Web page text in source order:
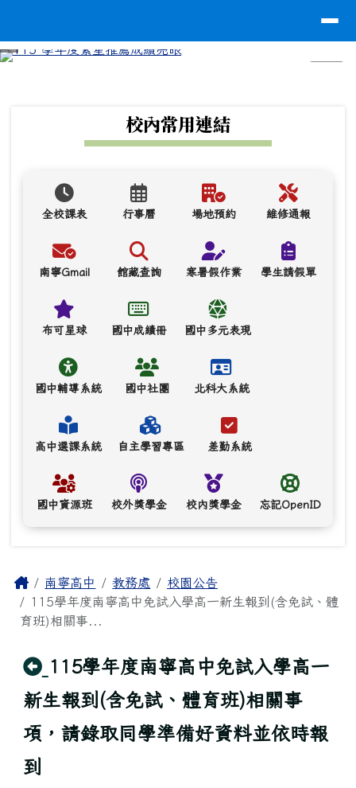
校內常用連結
全校課表 行事曆 場地預約 維修通報
南寧Gmail 館藏查詢 寒暑假作業 學生請假單
布可星球 國中成績冊 國中多元表現
國中輔導系統 國中社團 北科大系統
高中選課系統 自主學習專區 差勤系統
國中資源班 校外獎學金 校內獎學金 忘記OpenID
主內容區域
Home南寧高中 教務處
校園公告
115學年度南寧高中免試入學高一新生報到(含免試、體
育班)相關事...
回上頁
115學年度南寧高中免試入學高一
新生報到(含免試、體育班)相關事
項，請錄取同學準備好資料並依時報
到